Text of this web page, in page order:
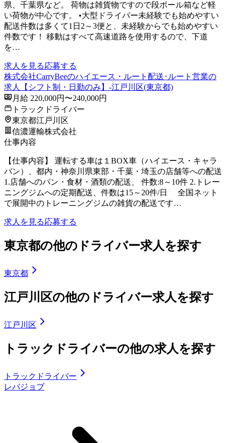
県、千葉県など。 荷物は雑貨物ですので段ボール箱など軽
い荷物が中心です。 •大型ドライバー未経験でも始めやすい
配送件数は多くて1日2～3便と、未経験からでも始めやすい
件数です！ 移動はすべて高速道路を使用するので、下道
を…
求人を見る応募する
株式会社CarryBeeのハイエース・ルート配送･ルート営業の
求人【シフト制・日勤のみ】-江戸川区(東京都)
月給 220,000円〜240,000円
トラックドライバー
東京都江戸川区
信濃運輸株式会社
仕事内容
【仕事内容】 運転する車は１BOX車（ハイエース・キャラ
バン）、都内・神奈川県東部・千葉・埼玉の店舗等への配送
1.店舗へのパン・食材・酒類の配送、 件数:8～10件 2.トレー
ニングジムへの定期配送、件数は15～20件/日 全国ネット
で展開中のトレーニングジムの雑貨の配送です…
求人を見る応募する
東京都の他のドライバー求人を探す
東京都
江戸川区の他のドライバー求人を探す
江戸川区
トラックドライバーの他の求人を探す
トラックドライバー
レバジョブ